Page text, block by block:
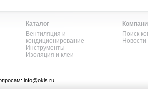
Каталог
Вентиляция и
кондиционирование
Инструменты
Изоляция и клеи
Поиск
info@okis.ru